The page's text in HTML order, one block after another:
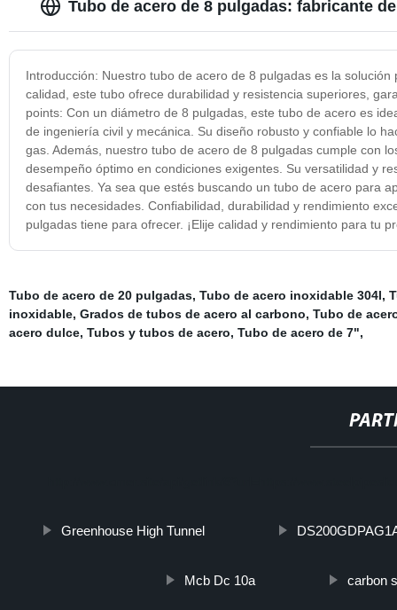
Tubo de acero de 8 pulgadas: fabricante
Introducción: Nuestro tubo de acero de 8 pulgadas es la
calidad, este tubo ofrece durabilidad y resistencia superiores,
points: Con un diámetro de 8 pulgadas, este tubo de acero es
de ingeniería civil y mecánica. Su diseño robusto y confiable lo
gas. Además, nuestro tubo de acero de 8 pulgadas cumple con
desempeño óptimo en condiciones exigentes. Su versatilidad y
desafiantes. Ya sea que estés buscando un tubo de acero para
con tus necesidades. Confiabilidad, durabilidad y rendimiento
pulgadas tiene para ofrecer. ¡Elije calidad y rendimiento para tu
Tubo de acero de 20 pulgadas, Tubo de acero inoxidable 304l,
inoxidable, Grados de tubos de acero al carbono, Tubo de
acero dulce, Tubos y tubos de acero, Tubo de acero de 7",
Greenhouse High Tunnel
Mcb Dc 10a carbon